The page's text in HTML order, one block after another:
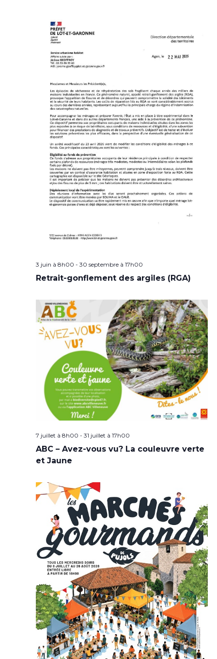
3 juin à 8h00 - 30 septembre à 17h00
Retrait-gonflement des argiles (RGA)
7 juillet à 8h00 - 31 juillet à 17h00
ABC – Avez-vous vu? La couleuvre verte
et Jaune